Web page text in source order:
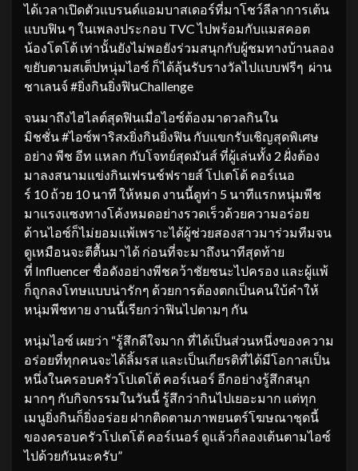
ได้เวลาเปิดตัวแบรนด์แอมบาสเดอร์ที่มาโชว์ลีลาการเต้น
แบบฟิน ๆ ในเพลงประกอบ TVC ไปพร้อมกับแมสคอต
น้องโตโต้ เท่านั้นยังไม่พอยังร่วมสนุกกับผู้ชมทางบ้านลอง
ขยับตามสเต็ปหนุ่มไอซ์ ก็ได้ลุ้นรับรางวัลไปแบบฟรีๆ ผ่าน
ชาเลนจ์ #ยิ่งกินยิ่งฟินChallenge
จนมาถึงไฮไลต์สุดฟินเมื่อไอซ์ต้องมาดวลกินใน
มิชชั่น #ไอซ์พาริสxยิ่งกินยิ่งฟิน กับแขกรับเชิญสุดพิเศษ
อย่าง พีช อีท แหลก กับโจทย์สุดมันส์ ที่ผู้เล่นทั้ง 2 ฝั่งต้อง
มาลงสนามแข่งกินเฟรนช์ฟรายส์ โปเตโต้ คอร์เนอ
ร์ 10 ถ้วย 10 นาที ให้หมด งานนี้ดูท่า 5 นาทีแรกหนุ่มพีช
มาแรงแซงทางโค้งหมดอย่างรวดเร็วด้วยความอร่อย
ด้านไอซ์ก็ไม่ยอมแพ้เพราะได้ผู้ช่วยสองสาวมาร่วมทีมจน
ดูเหมือนจะตีตื้นมาได้ ก่อนที่จะมาถึงนาทีสุดท้าย
ที่ Influencer ชื่อดังอย่างพีชคว้าชัยชนะไปครอง และผู้แพ้
ก็ถูกลงโทษแบบน่ารักๆ ด้วยการต้องตกเป็นคนใบ้คำให้
หนุ่มพีชทาย งานนี้เรียกว่าฟินไปตามๆ กัน
หนุ่มไอซ์ เผยว่า “รู้สึกดีใจมาก ที่ได้เป็นส่วนหนึ่งของความ
อร่อยที่ทุกคนจะได้ลิ้มรส และเป็นเกียรติที่ได้มีโอกาสเป็น
หนึ่งในครอบครัวโปเตโต้ คอร์เนอร์ อีกอย่างรู้สึกสนุก
มากๆ กับกิจกรรมในวันนี้ รู้สึกว่ากินไปเยอะมาก แต่ทุก
เมนูยิ่งกินก็ยิ่งอร่อย ฝากติดตามภาพยนตร์โฆษณาชุดนี้
ของครอบครัวโปเตโต้ คอร์เนอร์ ดูแล้วก็ลองเต้นตามไอซ์
ไปด้วยกันนะครับ”